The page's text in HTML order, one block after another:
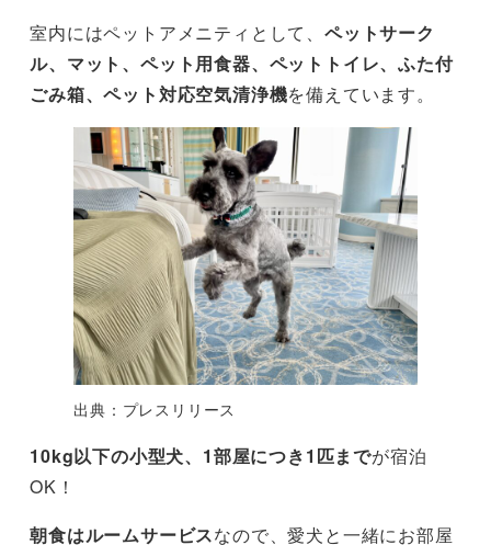
室内にはペットアメニティとして、 ペットサーク
ル、マット、ペット用食器、ペットトイレ、ふた付
ごみ箱、ペット対応空気清浄機を備えています。
出典：プレスリリース
10kg以下の小型犬、1部屋につき1匹までが宿泊
OK！
朝食はルームサービスなので、愛犬と一緒にお部屋